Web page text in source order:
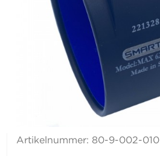
Artikelnummer: 80-9-002-010